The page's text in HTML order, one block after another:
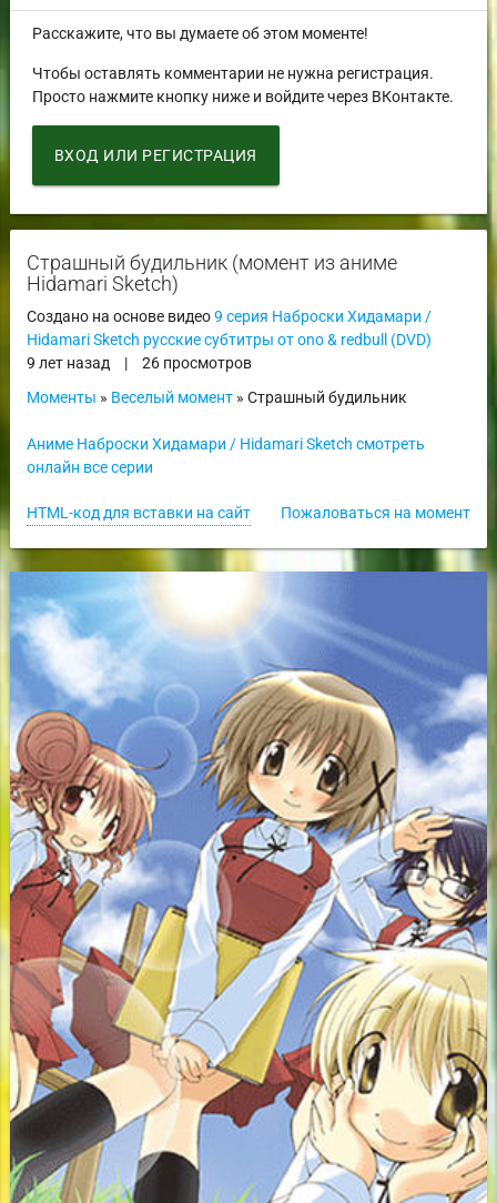
Расскажите, что вы думаете об этом моменте!
Чтобы оставлять комментарии не нужна регистрация.
Просто нажмите кнопку ниже и войдите через ВКонтакте.
ВХОД ИЛИ РЕГИСТРАЦИЯ
Страшный будильник (момент из аниме
Hidamari Sketch)
Создано на основе видео9 серия Наброски Хидамари /
Hidamari Sketch русские субтитры от ono & redbull (DVD)
9 лет назад
|
26 просмотров
Моменты » Веселый момент» Страшный будильник
Аниме Наброски Хидамари / Hidamari Sketch смотреть
онлайн все серии
Пожаловаться на момент
HTML-код для вставки на сайт